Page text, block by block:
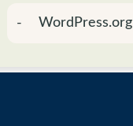
WordPress.org